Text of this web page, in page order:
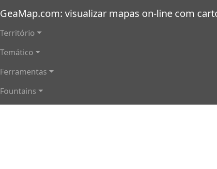
GeaMap.com: visualizar mapas on-line com
Navegação principal
Território
Temático
Ferramentas
Fountains